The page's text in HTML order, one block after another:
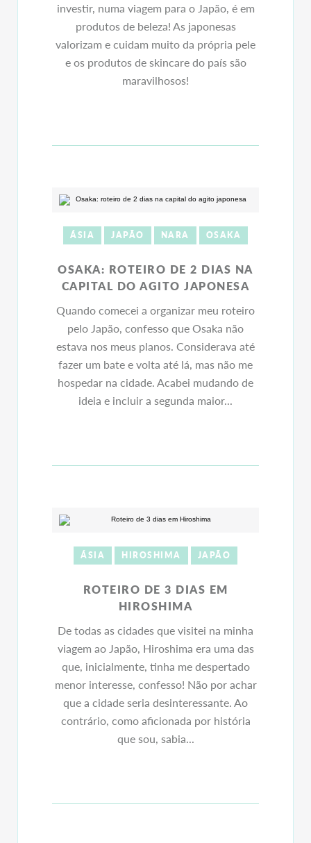
investir, numa viagem para o Japão, é em
produtos de beleza! As japonesas
valorizam e cuidam muito da própria pele
e os produtos de skincare do país são
maravilhosos!
ÁSIA JAPÃO NARA OSAKA
OSAKA: ROTEIRO DE 2 DIAS NA
CAPITAL DO AGITO JAPONESA
Quando comecei a organizar meu roteiro
pelo Japão, confesso que Osaka não
estava nos meus planos. Considerava até
fazer um bate e volta até lá, mas não me
hospedar na cidade. Acabei mudando de
ideia e incluir a segunda maior...
ÁSIA HIROSHIMA JAPÃO
ROTEIRO DE 3 DIAS EM
HIROSHIMA
De todas as cidades que visitei na minha
viagem ao Japão, Hiroshima era uma das
que, inicialmente, tinha me despertado
menor interesse, confesso! Não por achar
que a cidade seria desinteressante. Ao
contrário, como aficionada por história
que sou, sabia...